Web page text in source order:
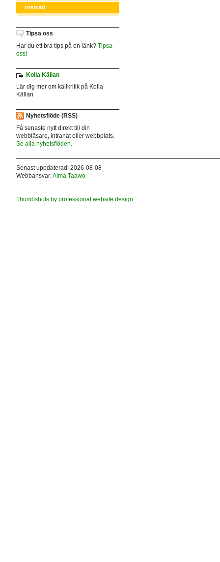
rösträtt
Tipsa oss
Har du ett bra tips på en länk? Tipsa
oss!
Kolla Källan
Lär dig mer om källkritik på Kolla
Källan
Nyhetsflöde (RSS)
Få senaste nytt direkt till din
webbläsare, intranät eller webbplats.
Se alla nyhetsflöden.
Senast uppdaterad: 2026-08-08
Webbansvar:Alma Taawo
Thumbshots by professional website design